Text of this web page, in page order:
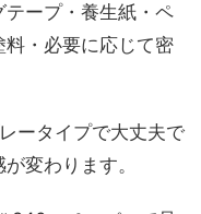
ープ・養生紙・ペ
・必要に応じて密
ータイプで大丈夫で
変わります。